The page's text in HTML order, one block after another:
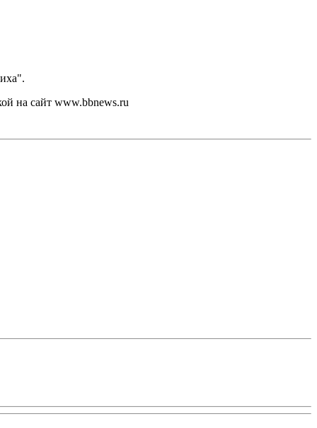
на сайт www.bbnews.ru